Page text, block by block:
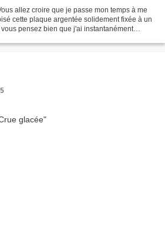
allez croire que je passe mon temps à me
cette plaque argentée solidement fixée à un
pensez bien que j'ai instantanément